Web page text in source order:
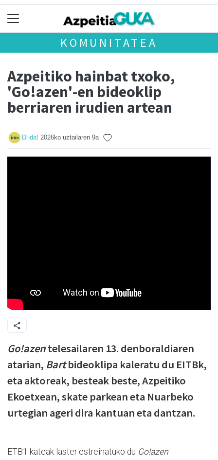
KOMUNITATEA
Azpeitiko hainbat txoko,
'Go!azen'-en bideoklip
berriaren irudien artean
Di-da! 2026ko uztailaren 9a
Go!azentelesailaren 13. denboraldiaren
atarian, Bartbideoklipa kaleratu du EITBk,
eta aktoreak, besteak beste, Azpeitiko
Ekoetxean, skate parkean eta Nuarbeko
urtegian ageri dira kantuan eta dantzan.
ETB1 kateak laster estreinatuko du Go!azen